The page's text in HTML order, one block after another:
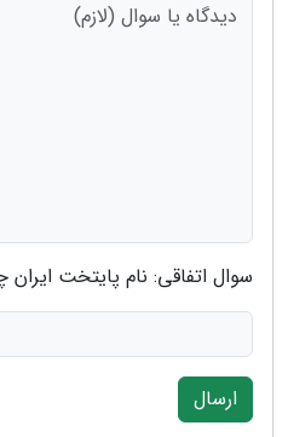
سوال اتفاقی: نام پایتخت
ارسال